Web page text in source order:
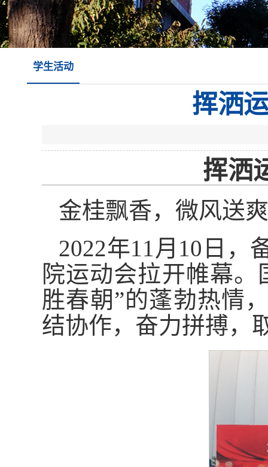
学生活动
挥洒
挥洒
金桂飘香，微风送
2022年11月10日，
院运动会拉开帷幕
胜春朝”的蓬勃热情
结协作，奋力拼搏，